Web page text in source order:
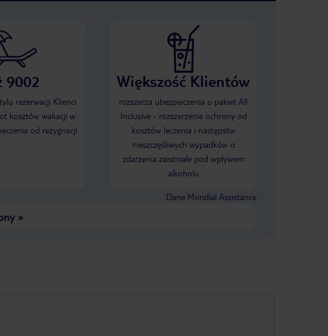
9002
rezerwacji Klienci
kosztów wakacji w
od rezygnacji
Większość Klientów
rozszerza ubezpieczenia o pakiet All
Inclusive - rozszerzenie ochrony od
kosztów leczenia i następstw
nieszczęśliwych wypadków o
zdarzenia zaistniałe pod wpływem
alkoholu
Dane Mondial Assistance
»